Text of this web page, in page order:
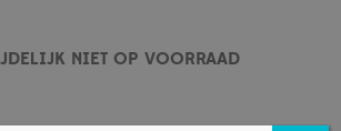
NIET OP VOORRAAD